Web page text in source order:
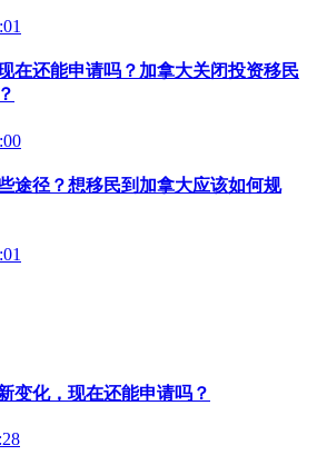
在还能申请吗？加拿大关闭投资移民
途径？想移民到加拿大应该如何规
变化，现在还能申请吗？